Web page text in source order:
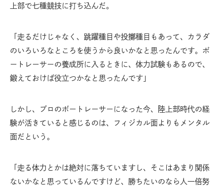
上部で七種競技に打ち込んだ。
「走るだけじゃなく、跳躍種目や投擲種目もあって、カラダ
のいろいろなところを使うから良いかなと思ったんです。ボ
ートレーサーの養成所に入るときに、体力試験もあるので、
鍛えておけば役立つかなと思ったんです」
しかし、プロのボートレーサーになった今、陸上部時代の経
験が活きていると感じるのは、フィジカル面よりもメンタル
面だという。
「走る体力とかは絶対に落ちていますし、そこはあまり関係
ないかなと思っているんですけど、勝ちたいのなら人一倍努